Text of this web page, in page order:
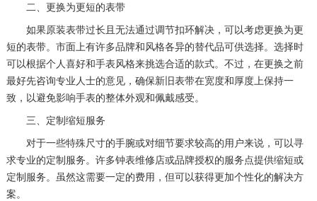
二、更换为更短的表带
如果原装表带过长且无法通过调节扣环解决，可以考虑更换为更
短的表带。市面上有许多品牌和风格各异的替代品可供选择。选择时
可以根据个人喜好和手表风格来挑选合适的款式。不过，在更换之前
最好先咨询专业人士的意见，确保新旧表带在宽度和厚度上保持一
致，以避免影响手表的整体外观和佩戴感受。
三、定制缩短服务
对于一些特殊尺寸的手腕或对细节要求较高的用户来说，可以寻
求专业的定制服务。许多钟表维修店或品牌授权的服务点提供缩短或
定制服务。虽然这需要一定的费用，但可以获得更加个性化的解决方
案。